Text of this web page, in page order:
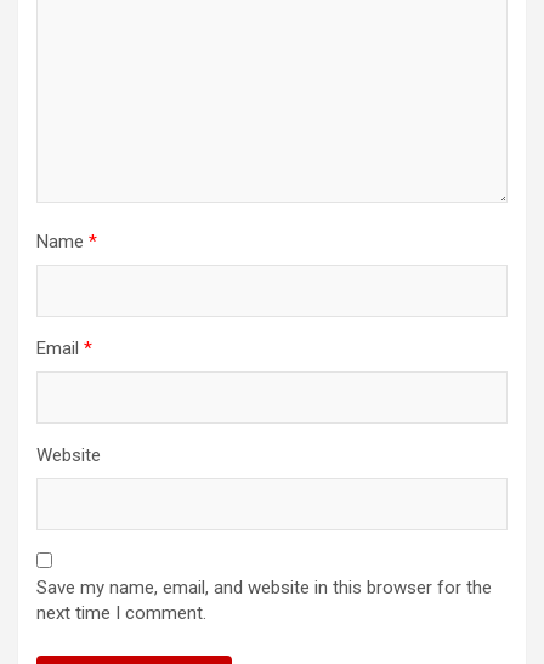
Name *
Email *
Website
Save my name, email, and website in this browser for the
next time I comment.